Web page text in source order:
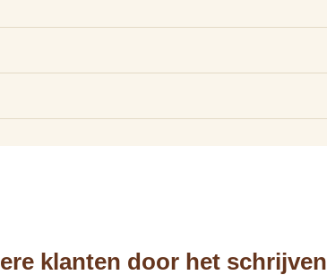
klanten door het schrijven